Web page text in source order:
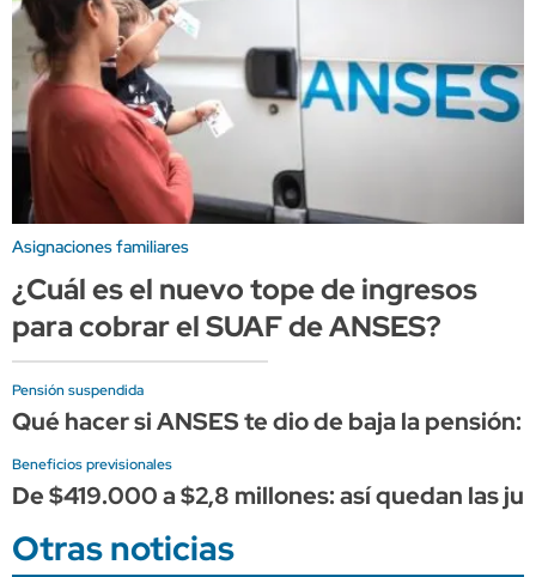
Asignaciones familiares
¿Cuál es el nuevo tope de ingresos
para cobrar el SUAF de ANSES?
Pensión suspendida
Qué hacer si ANSES te dio de baja la pensión:
Beneficios previsionales
De $419.000 a $2,8 millones: así quedan las
Otras noticias